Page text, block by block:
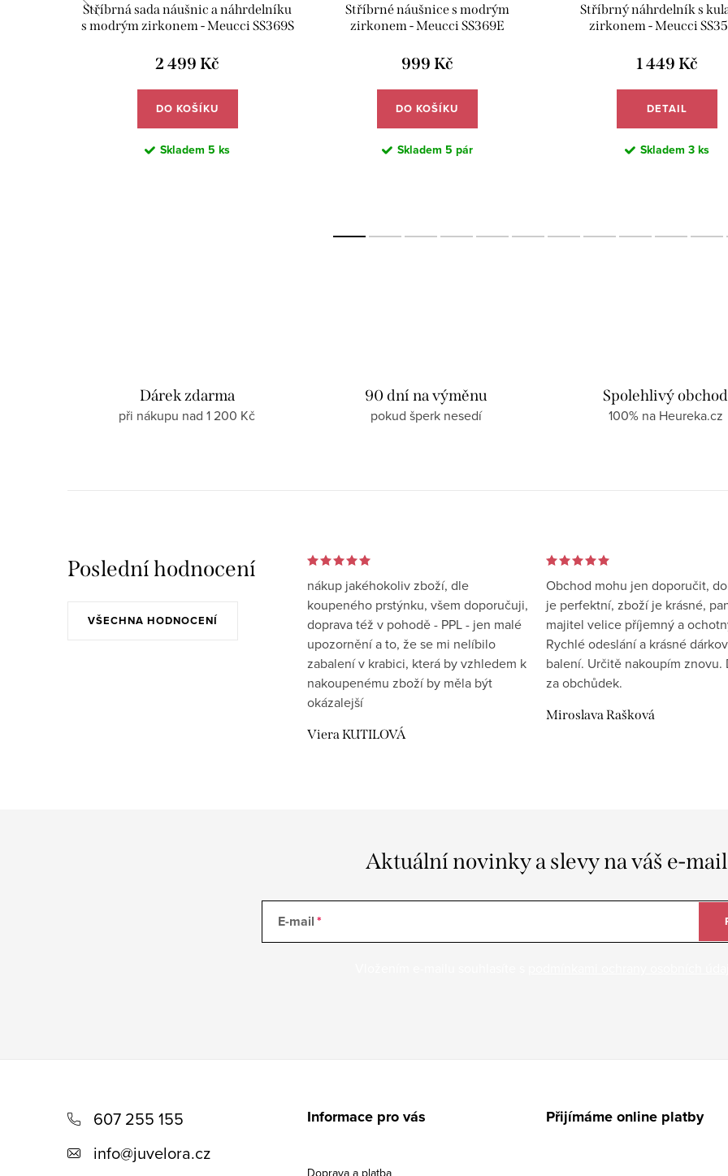
Stříbrná sada náušnic a náhrdelníku
s modrým zirkonem - Meucci SS369S
2 499 Kč
DO KOŠÍKU
Skladem 5 ks
Stříbrné náušnice s modrým
zirkonem - Meucci SS369E
999 Kč
DO KOŠÍKU
Skladem 5 pár
Stříbrný náhrdelník s
zirkonem - Meucci
1 449 Kč
DETAIL
Skladem 3 ks
Dárek zdarma
při nákupu nad 1 200 Kč
90 dní na výměnu
pokud šperk nesedí
Spolehlivý obchod
100% na Heureka.cz
Poslední hodnocení
VŠECHNA HODNOCENÍ
nákup jakéhokoliv zboží, dle
koupeného prstýnku, všem doporučuji,
doprava též v pohodě - PPL - jen malé
upozornění a to, že se mi nelíbilo
zabalení v krabici, která by vzhledem k
nakoupenému zboží by měla být
okázalejší
Viera KUTILOVÁ
Obchod mohu jen doporučit,
je perfektní, zboží je krásné,
majitel velice příjemný a
Rychlé odeslání a krásné
balení. Určitě nakoupím znovu.
za obchůdek.
Miroslava Rašková
Aktuální novinky a slevy na váš e-mail
E-mail
607 255 155
info@juvelora.cz
Informace pro vás
Doprava a platba
Přijímáme online platby